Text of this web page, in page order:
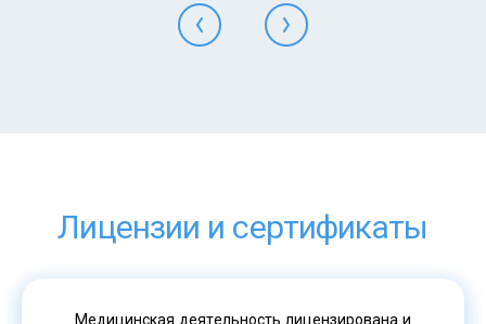
Лицензии и сертификаты
Медицинская деятельность лицензирована и